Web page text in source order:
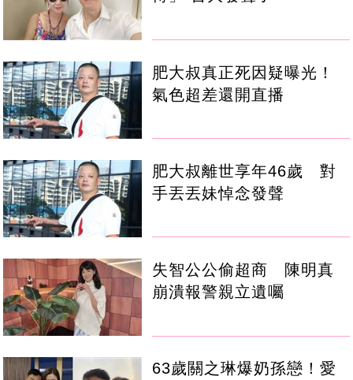
肥大叔真正死因疑曝光！
氣色超差還開直播
肥大叔離世享年46歲 對
手丟丟妹悼念發聲
失智公公偷超商 陳明真
崩潰報警親立遺囑
63歲關之琳爆奶孫戀！愛